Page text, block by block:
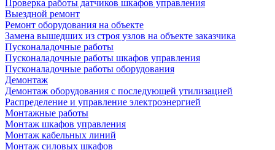
Проверка работы датчиков шкафов управления
Выездной ремонт
Ремонт оборудования на объекте
Замена вышедших из строя узлов на объекте заказчика
Пусконаладочные работы
Пусконаладочные работы шкафов управления
Пусконаладочные работы оборудования
Демонтаж
Демонтаж оборудования с последующей утилизацией
Распределение и управление электроэнергией
Монтажные работы
Монтаж шкафов управления
Монтаж кабельных линий
Монтаж силовых шкафов